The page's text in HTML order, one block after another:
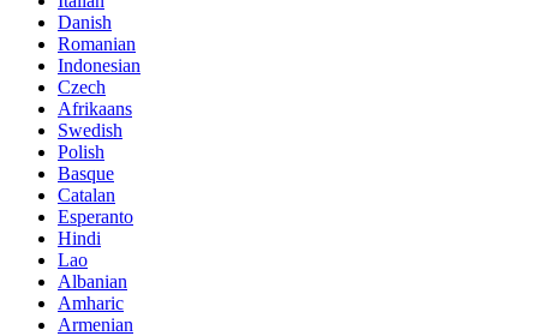
Danish
Romanian
Indonesian
Czech
Afrikaans
Swedish
Polish
Basque
Catalan
Esperanto
Hindi
Lao
Albanian
Amharic
Armenian